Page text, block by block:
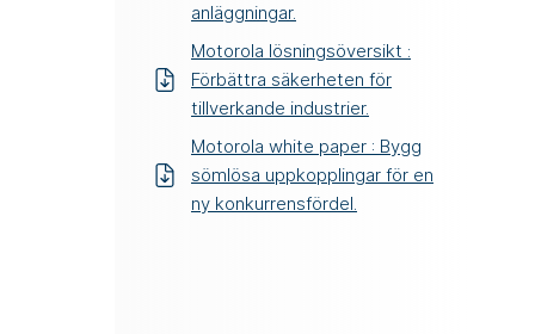
anläggningar.
Motorola lösningsöversikt :
Förbättra säkerheten för
tillverkande industrier.
Motorola white paper : Bygg
sömlösa uppkopplingar för en
ny konkurrensfördel.